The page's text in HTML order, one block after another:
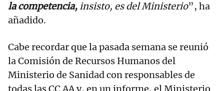
la competencia,insisto, es del Ministerio”, ha
añadido.
Cabe recordar que la pasada semana se reunió
la Comisión de Recursos Humanos del
Ministerio de Sanidad con responsables de